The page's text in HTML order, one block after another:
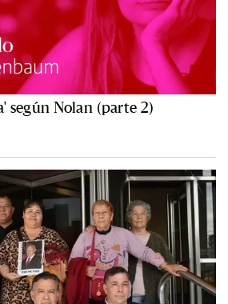
según Nolan (parte 2)